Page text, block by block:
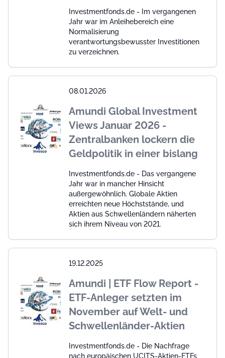
Investmentfonds.de - Im vergangenen
Jahr war im Anleihebereich eine
Normalisierung
verantwortungsbewusster Investitionen
zu verzeichnen.
08.01.2026
Amundi Global Investment
Views Januar 2026 -
Zentralbanken lockern die
Geldpolitik in einer bislang
Investmentfonds.de - Das vergangene
Jahr war in mancher Hinsicht
außergewöhnlich. Globale Aktien
erreichten neue Höchststände, und
Aktien aus Schwellenländern näherten
sich ihrem Niveau von 2021.
19.12.2025
Amundi | ETF Flow Report -
ETF-Anleger setzten im
November auf Welt- und
Schwellenländer-Aktien
Investmentfonds.de - Die Nachfrage
nach europäischen UCITS-Aktien-ETFs